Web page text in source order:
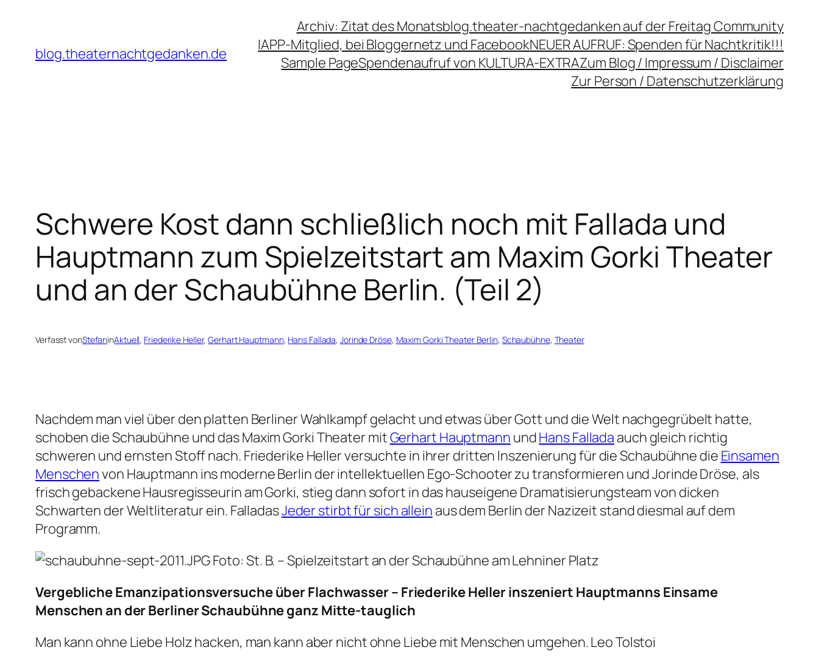
springenblog.theaternachtgedanken.de
Archiv: Zitat des Monatsblog.theater-nachtgedanken auf der Freitag Community
IAPP-Mitglied, bei Bloggernetz und FacebookNEUER AUFRUF: Spenden für Nachtkritik!!!
Sample PageSpendenaufruf von KULTURA-EXTRAZum Blog / Impressum / Disclaimer
Zur Person / Datenschutzerklärung
Schwere Kost dann schließlich noch mit Fallada und
Hauptmann zum Spielzeitstart am Maxim Gorki Theater
und an der Schaubühne Berlin. (Teil 2)
Verfasst vonStefaninAktuell, Friederike Heller, Gerhart Hauptmann, Hans Fallada, Jorinde Dröse, Maxim Gorki Theater Berlin, Schaubühne, Theater
Nachdem man viel über den platten Berliner Wahlkampf gelacht und etwas über Gott und die Welt nachgegrübelt hatte,
schoben die Schaubühne und das Maxim Gorki Theater mitGerhart Hauptmann undHans Fallada auch gleich richtig
schweren und ernsten Stoff nach. Friederike Heller versuchte in ihrer dritten Inszenierung für die Schaubühne die Einsamen
Menschenvon Hauptmann ins moderne Berlin der intellektuellen Ego-Schooter zu transformieren und Jorinde Dröse, als
frisch gebackene Hausregisseurin am Gorki, stieg dann sofort in das hauseigene Dramatisierungsteam von dicken
Schwarten der Weltliteratur ein. FalladasJeder stirbt für sich allein aus dem Berlin der Nazizeit stand diesmal auf dem
Programm.
Foto: St. B. – Spielzeitstart an der Schaubühne am Lehniner Platz
Vergebliche Emanzipationsversuche über Flachwasser – Friederike Heller inszeniert Hauptmanns Einsame
Menschen an der Berliner Schaubühne ganz Mitte-tauglich
Man kann ohne Liebe Holz hacken, man kann aber nicht ohne Liebe mit Menschen umgehen.Leo Tolstoi